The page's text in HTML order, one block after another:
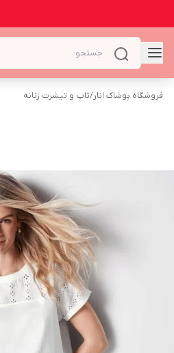
فروشگاه پوشاک انار/تاپ و تیشرت زنانه